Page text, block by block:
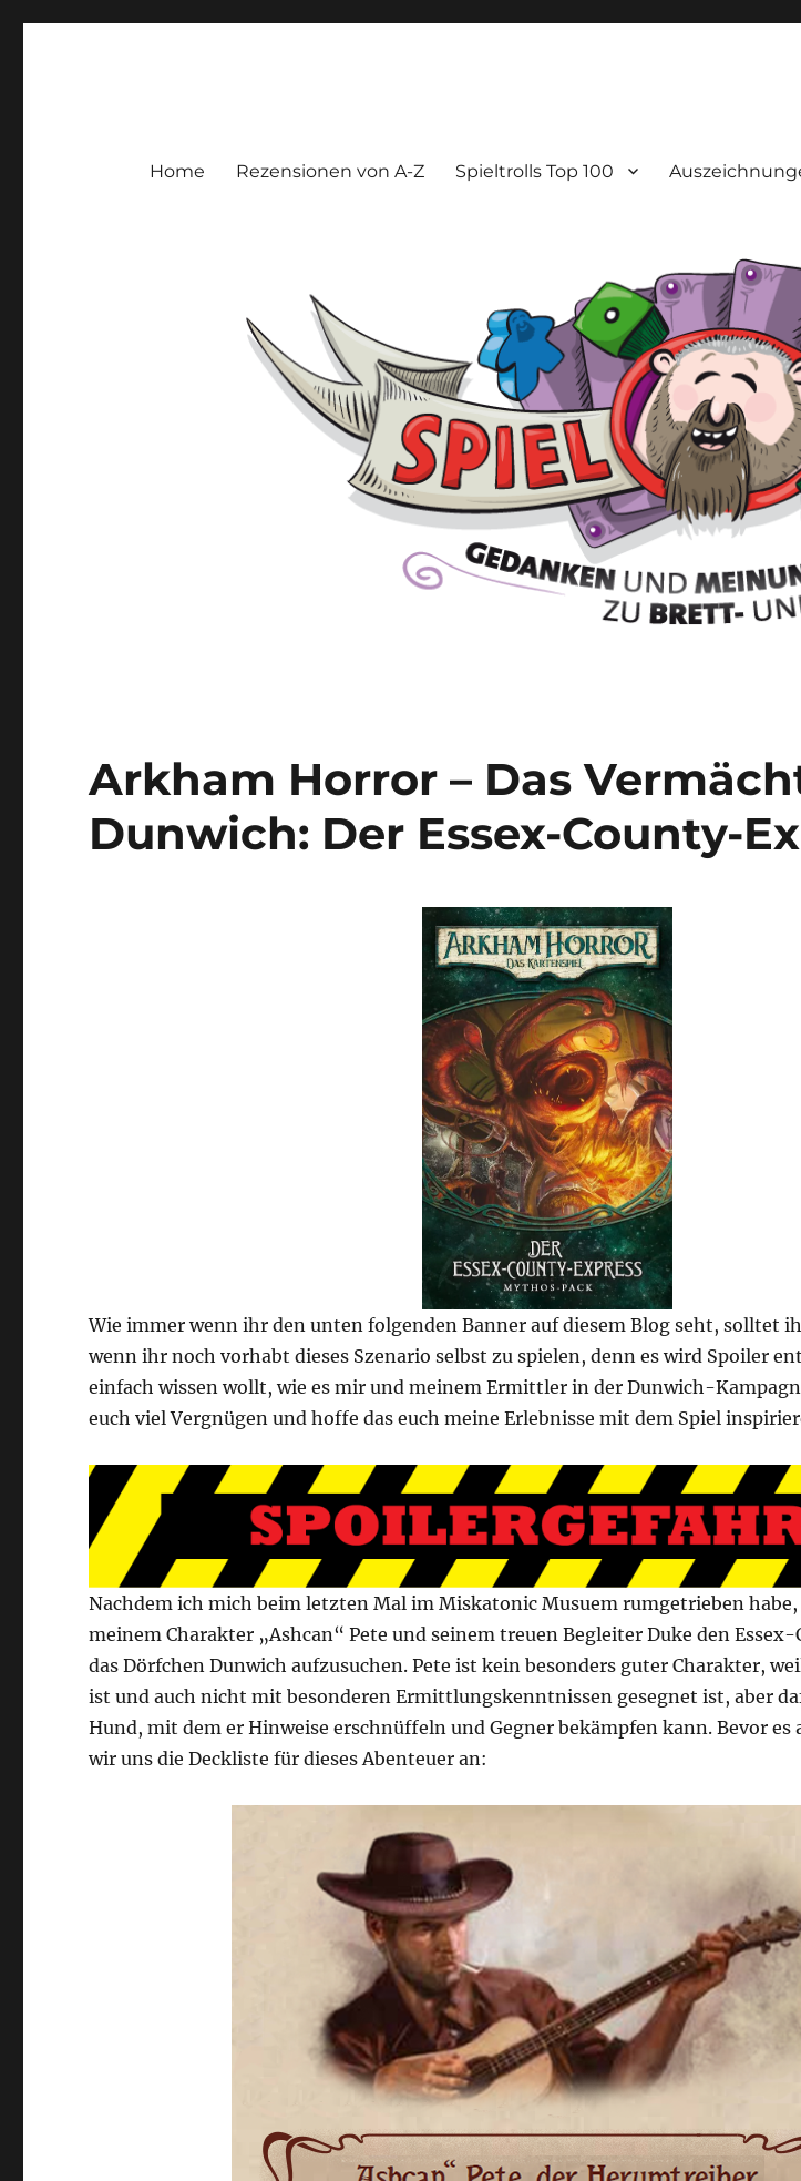
Home Rezensionen von A-Z Spieltrolls Top 100
Arkham Horror – Das
Dunwich: Der Essex-County-
Wie immer wenn ihr den unten folgenden Banner auf diesem Blog seht, solltet
wenn ihr noch vorhabt dieses Szenario selbst zu spielen, denn es wird Spoiler
einfach wissen wollt, wie es mir und meinem Ermittler in der Dunwich-
euch viel Vergnügen und hoffe das euch meine Erlebnisse mit dem Spiel
Nachdem ich mich beim letzten Mal im Miskatonic Musuem rumgetrieben
meinem Charakter „Ashcan“ Pete und seinem treuen Begleiter Duke den
das Dörfchen Dunwich aufzusuchen. Pete ist kein besonders guter Charakter,
ist und auch nicht mit besonderen Ermittlungskenntnissen gesegnet ist, aber
Hund, mit dem er Hinweise erschnüffeln und Gegner bekämpfen kann. Bevor es
wir uns die Deckliste für dieses Abenteuer an: